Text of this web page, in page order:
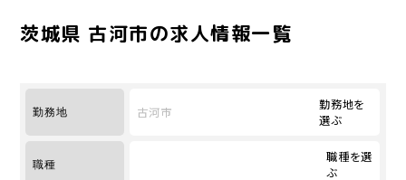
茨城県 古河市の求人情報一覧
勤務地 古河市
勤務地を
選ぶ
職種
職種を選
ぶ